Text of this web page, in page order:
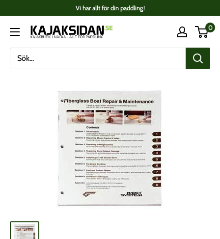
innehåll
Vi har allt för din paddling!
Kajaksidan
0